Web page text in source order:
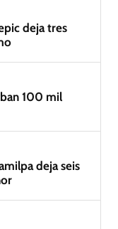
deja tres
100 mil
deja seis